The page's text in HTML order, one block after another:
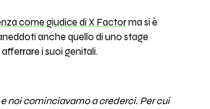
come giudice di X Factorma si è
anche quello di uno stage
i suoi genitali.
noi cominciavamo a crederci. Per cui